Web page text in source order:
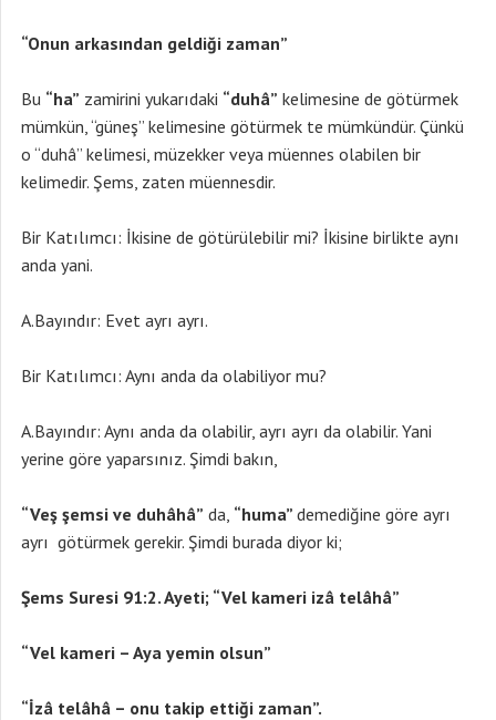
“Onun arkasından geldiği zaman”
Bu “ha” zamirini yukarıdaki “duhâ” kelimesine de götürmek
mümkün, “güneş” kelimesine götürmek te mümkündür. Çünkü
o “duhâ” kelimesi, müzekker veya müennes olabilen bir
kelimedir. Şems, zaten müennesdir.
Bir Katılımcı: İkisine de götürülebilir mi? İkisine birlikte aynı
anda yani.
A.Bayındır: Evet ayrı ayrı.
Bir Katılımcı: Aynı anda da olabiliyor mu?
A.Bayındır: Aynı anda da olabilir, ayrı ayrı da olabilir. Yani
yerine göre yaparsınız. Şimdi bakın,
“Veş şemsi ve duhâhâ” da, “huma” demediğine göre ayrı
ayrı götürmek gerekir. Şimdi burada diyor ki;
Şems Suresi 91:2. Ayeti; “Vel kameri izâ telâhâ”
“Vel kameri – Aya yemin olsun”
“İzâ telâhâ – onu takip ettiği zaman”.